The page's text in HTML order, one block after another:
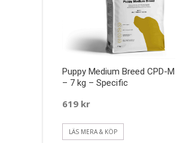
Puppy Medium Breed CPD-M
– 7 kg – Specific
619 kr
LÄS MERA & KÖP